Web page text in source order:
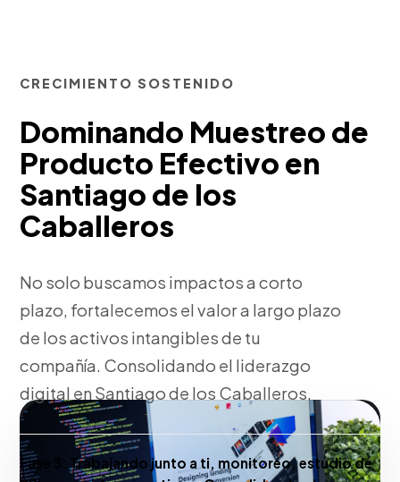
CRECIMIENTO SOSTENIDO
Dominando Muestreo de
Producto Efectivo en
Santiago de los
Caballeros
No solo buscamos impactos a corto
plazo, fortalecemos el valor a largo plazo
de los activos intangibles de tu
compañía. Consolidando el liderazgo
digital en Santiago de los Caballeros.
Fase 3: Trabajando junto a ti, monitoreo, estudio de